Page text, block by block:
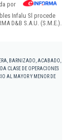
por
Infalu Sl procede
D&B S.A.U. (S.M.E.).
BARNIZADO, ACABADO,
CLASE DE OPERACIONES
AL MAYOR Y MENOR DE